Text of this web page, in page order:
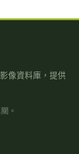
像資料庫，提供
。